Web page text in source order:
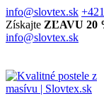
info@slovtex.sk
Získajte ZĽAVU 20
info@slovtex.sk